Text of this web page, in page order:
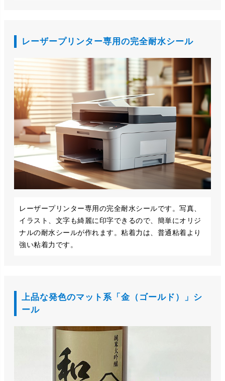
レーザープリンター専用の完全耐水シール
レーザープリンター専用の完全耐水シールです。写真、
イラスト、文字も綺麗に印字できるので、簡単にオリジ
ナルの耐水シールが作れます。粘着力は、普通粘着より
強い粘着力です。
上品な発色のマット系「金（ゴールド）」シ
ール